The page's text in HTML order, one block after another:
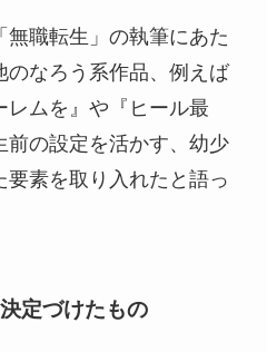
職転生」の執筆にあた
のなろう系作品、例えば
レムを』や『ヒール最
前の設定を活かす、幼少
素を取り入れたと語っ
定づけたもの